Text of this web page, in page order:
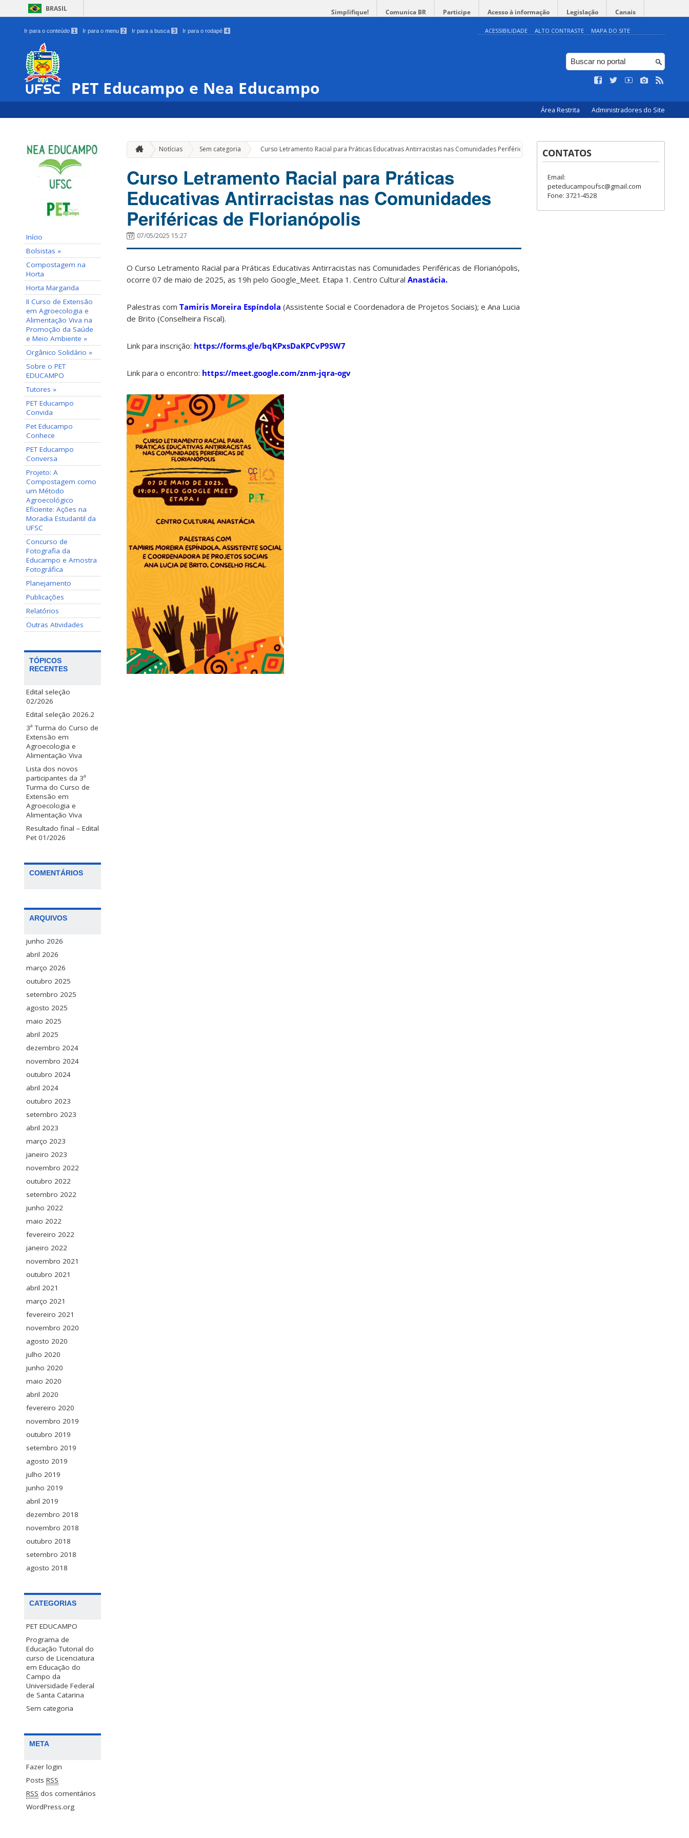
BRASIL Simplifique! Comunica BR Participe Acesso à informação Legislação Canais
Ir para o conteúdo 1 Ir para o menu 2 Ir para a busca 3 Ir para o rodapé 4 ACESSIBILIDADE ALTO CONTRASTE MAPA DO SITE
PET Educampo e Nea Educampo
Área Restrita Administradores do Site
Início
Bolsistas »
Compostagem na
Horta
Horta Margarida
II Curso de Extensão
em Agroecologia e
Alimentação Viva na
Promoção da Saúde
e Meio Ambiente »
Orgânico Solidário »
Sobre o PET
EDUCAMPO
Tutores »
PET Educampo
Convida
Pet Educampo
Conhece
PET Educampo
Conversa
Projeto: A
Compostagem como
um Método
Agroecológico
Eficiente: Ações na
Moradia Estudantil da
UFSC
Concurso de
Fotografia da
Educampo e Amostra
Fotográfica
Planejamento
Publicações
Relatórios
Outras Atividades
TÓPICOS
RECENTES
Edital seleção
02/2026
Edital seleção 2026.2
3ª Turma do Curso de
Extensão em
Agroecologia e
Alimentação Viva
Lista dos novos
participantes da 3ª
Turma do Curso de
Extensão em
Agroecologia e
Alimentação Viva
Resultado final – Edital
Pet 01/2026
COMENTÁRIOS
ARQUIVOS
junho 2026
abril 2026
março 2026
outubro 2025
setembro 2025
agosto 2025
maio 2025
abril 2025
dezembro 2024
novembro 2024
outubro 2024
abril 2024
outubro 2023
setembro 2023
abril 2023
março 2023
janeiro 2023
novembro 2022
outubro 2022
setembro 2022
junho 2022
maio 2022
fevereiro 2022
janeiro 2022
novembro 2021
outubro 2021
abril 2021
março 2021
fevereiro 2021
novembro 2020
agosto 2020
julho 2020
junho 2020
maio 2020
abril 2020
fevereiro 2020
novembro 2019
outubro 2019
setembro 2019
agosto 2019
julho 2019
junho 2019
abril 2019
dezembro 2018
novembro 2018
outubro 2018
setembro 2018
agosto 2018
CATEGORIAS
PET EDUCAMPO
Programa de
Educação Tutorial do
curso de Licenciatura
em Educação do
Campo da
Universidade Federal
de Santa Catarina
Sem categoria
META
Fazer login
Posts RSS
RSS dos comentários
WordPress.org
Notícias Sem categoria » Curso Letramento Racial para Práticas Educativas Antirracistas nas Comunidades Periféricas de Florianópolis
Curso Letramento Racial para Práticas
Educativas Antirracistas nas Comunidades
Periféricas de Florianópolis
07/05/2025 15:27
O Curso Letramento Racial para Práticas Educativas Antirracistas nas Comunidades Periféricas de Florianópolis,
ocorre 07 de maio de 2025, as 19h pelo Google_Meet. Etapa 1. Centro Cultural Anastácia.
Palestras com Tamiris Moreira Espíndola (Assistente Social e Coordenadora de Projetos Sociais); e Ana Lucia
de Brito (Conselheira Fiscal).
Link para inscrição: https://forms.gle/bqKPxsDaKPCvP9SW7
Link para o encontro: https://meet.google.com/znm-jqra-ogv
CONTATOS
Email:
peteducampoufsc@gmail.com
Fone: 3721-4528